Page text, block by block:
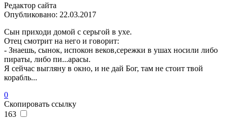
Редактор сайта
Опубликовано: 22.03.2017
Сын приходи домой с серьгой в ухе.
Отец смотрит на него и говорит:
- Знаешь, сынок, испокон веков,сережки в ушах носили либо
пираты, либо пи...арасы.
Я сейчас выгляну в окно, и не дай Бог, там не стоит твой
корабль...
0
Скопировать ссылку
163